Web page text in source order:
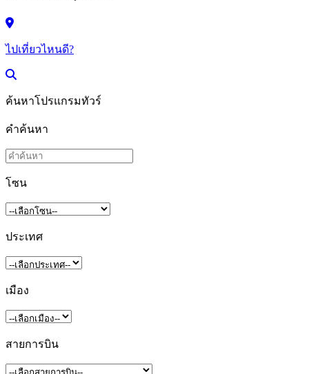
ไปเที่ยวไหนดี?
ค้นหาโปรแกรมทัวร์
คำค้นหา
โซน
ประเทศ
เมือง
สายการบิน